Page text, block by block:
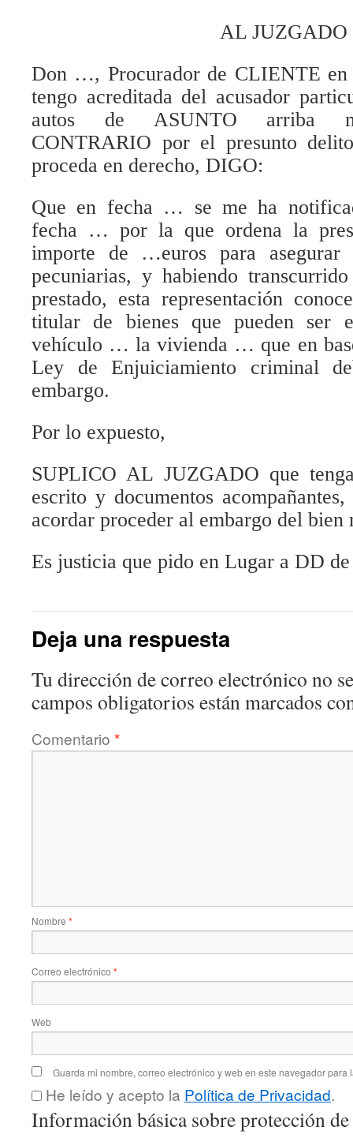
AL JUZGADO
Don …, Procurador de CLIENTE en
tengo acreditada del acusador
autos de ASUNTO arriba
CONTRARIO por el presunto
proceda en derecho, DIGO:
Que en fecha … se me ha
fecha … por la que ordena la
importe de …euros para asegurar
pecuniarias, y habiendo
prestado, esta representación
titular de bienes que pueden ser
vehículo … la vivienda … que en
Ley de Enjuiciamiento criminal
embargo.
Por lo expuesto,
SUPLICO AL JUZGADO que
escrito y documentos
acordar proceder al embargo del bien
Es justicia que pido en Lugar a DD
Deja una respuesta
Tu dirección de correo electrónico no
campos obligatorios están marcados
Comentario *
Nombre *
Correo electrónico *
Web
Guarda mi nombre, correo electrónico y web en este navegador para
He leído y acepto la Política de Privacidad.
Información básica sobre protección de